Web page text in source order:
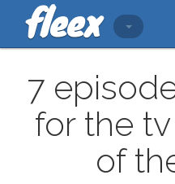
7
for the
of